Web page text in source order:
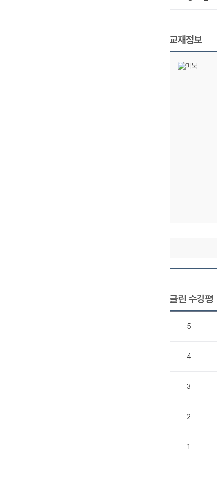
교재정보
클린 수강평
5
4
3
2
1